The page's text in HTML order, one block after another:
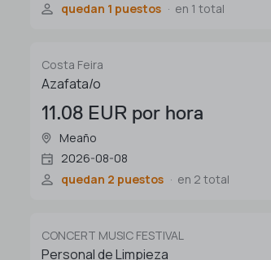
quedan 1 puestos
en 1 total
Costa Feira
Azafata/o
11.08 EUR por hora
Meaño
2026-08-08
quedan 2 puestos
en 2 total
CONCERT MUSIC FESTIVAL
Personal de Limpieza